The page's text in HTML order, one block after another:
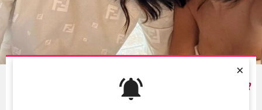
×
IRONIZA COMENTÁRIO DE QUE SERIA
BANCADA POR
HOMENS